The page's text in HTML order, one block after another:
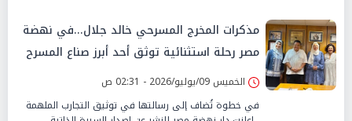
مذكرات المخرج المسرحي خالد جلال...في نهضة
مصر رحلة استثنائية توثق أحد أبرز صناع المسرح
والفن في مصر
الخميس 09/يوليو/2026 - 02:31 ص
في خطوة تُضاف إلى رسالتها في توثيق التجارب الملهمة